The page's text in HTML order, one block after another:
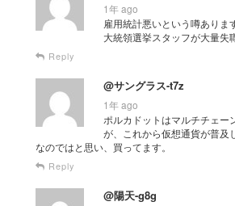
1年 ago
雇用統計悪いという噂ありま
大統領選挙スタッフが大量失
Reply
@サングラス-t7z
1年 ago
ポルカドットはマルチチェー
が、これから仮想通貨が普及
なのではと思い、買ってます。
Reply
@陽天-g8g